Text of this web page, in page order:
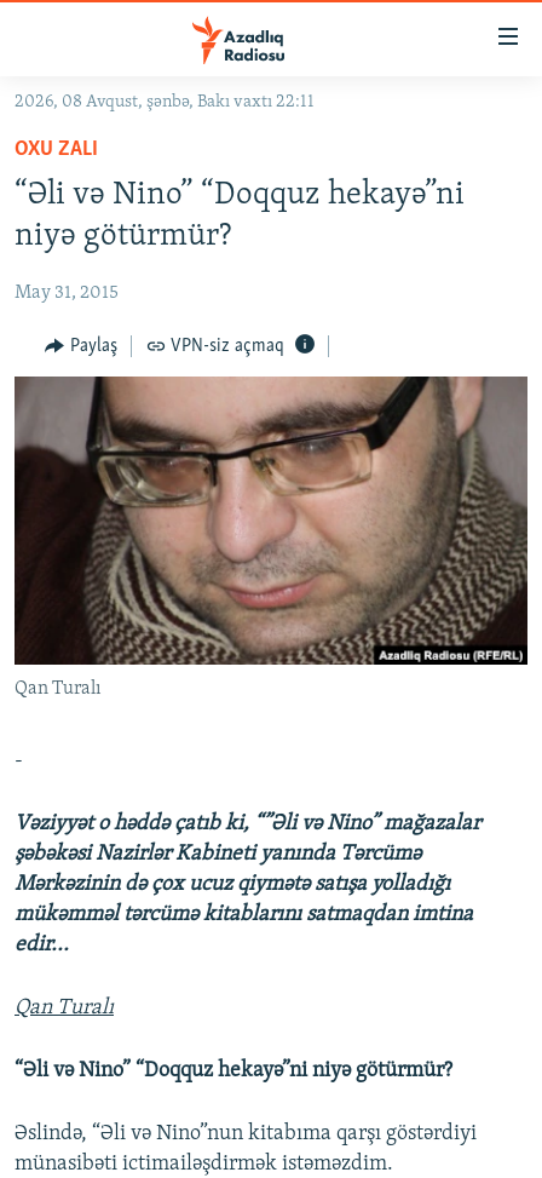
Əsas
qayıt
Əsas
naviqasiyaya
qayıt
#İZAHLA
#ƏSLINDƏ
FƏRQƏ BAX
QANUNI DOĞRU
ARAŞDIRMA
MULTIMEDIA
FOTOQALEREYA
İNFOQRAFIKA
KARIKATURA
RADIO ARXIV
OXU ZALI
AZƏRBAYCAN ƏDƏBIYYATI KITABXANASI
İSLAM VƏ DEMOKRATIYA
İZ - MƏDƏNIYYƏT PROQRAMI
HAQQIMIZDA
MISSIYAMIZ
PEŞƏ ETIKASI VƏ JURNALISTIKA STANDARTLARIMIZ
MATERIALLARIMIZDAN ISTIFADƏ
AZADLIQRADIOSU MOBIL TELEFONUNUZDA
RFE/RL-in bütün saytları
2026, 08 Avqust, şənbə, Bakı vaxtı 22:11
OXU ZALI
“Əli və Nino” “Doqquz hekayə”ni
niyə götürmür?
May 31, 2015
Paylaş VPN-siz açmaq
Qan Turalı
-
Vəziyyət o həddə çatıb ki, “”Əli və Nino” mağazalar
şəbəkəsi Nazirlər Kabineti yanında Tərcümə
Mərkəzinin də çox ucuz qiymətə satışa yolladığı
mükəmməl tərcümə kitablarını satmaqdan imtina
edir...
Qan Turalı
“Əli və Nino” “Doqquz hekayə”ni niyə götürmür?
Əslində, “Əli və Nino”nun kitabıma qarşı göstərdiyi
münasibəti ictimailəşdirmək istəməzdim.